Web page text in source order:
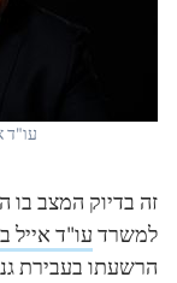
עו"ד
זה בדיוק המצב בו
למשרד עו"ד אייל
הרשעתו בעבירת